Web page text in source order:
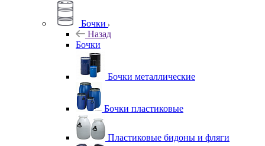
Бочки
Назад
Бочки
Бочки металлические
Бочки пластиковые
Пластиковые бидоны и фляги